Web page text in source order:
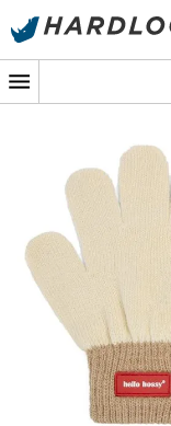
Promos d'été 🔥 -5